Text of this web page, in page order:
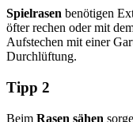
Spielrasen benötigen
öfter rechen oder mit
Aufstechen mit einer
Durchlüftung.
Tipp 2
Beim Rasen sähen